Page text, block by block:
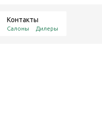
Контакты
Салоны Дилеры